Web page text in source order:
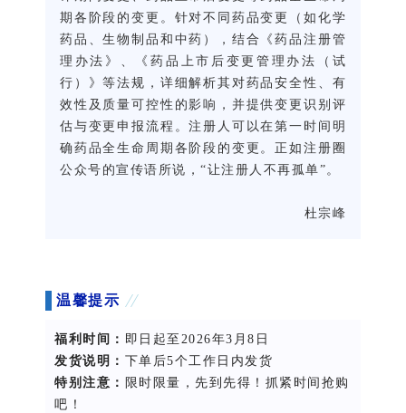
期各阶段的变更。针对不同药品变更（如化学
药品、生物制品和中药），结合《药品注册管
理办法》、《药品上市后变更管理办法（试
行）》等法规，详细解析其对药品安全性、有
效性及质量可控性的影响，并提供变更识别评
估与变更申报流程。注册人可以在第一时间明
确药品全生命周期各阶段的变更。正如注册圈
公众号的宣传语所说，“让注册人不再孤单”。
杜宗峰
温馨提示
福利时间： 即日起 至2026年3月8日
发货说明： 下单后5个工作日内发货
特别注意： 限时限量，先到先得！抓紧时间抢购
吧！